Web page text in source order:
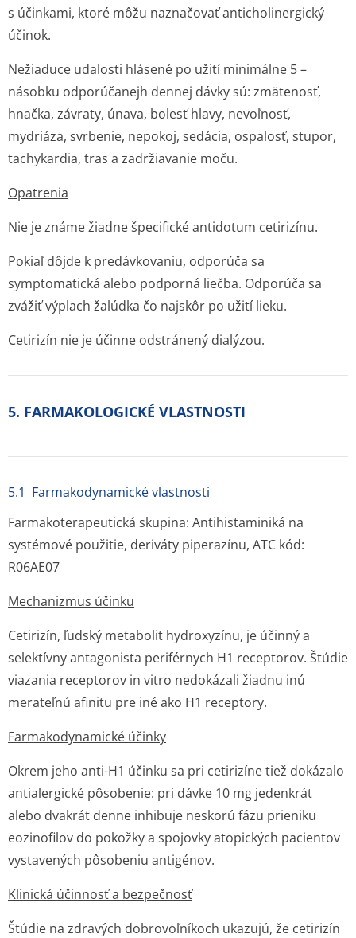
s účinkami, ktoré môžu naznačovať anticholinergický
účinok.
Nežiaduce udalosti hlásené po užití minimálne 5 –
násobku odporúčanejh dennej dávky sú: zmätenosť,
hnačka, závraty, únava, bolesť hlavy, nevoľnosť,
mydriáza, svrbenie, nepokoj, sedácia, ospalosť, stupor,
tachykardia, tras a zadržiavanie moču.
Opatrenia
Nie je známe žiadne špecifické antidotum cetirizínu.
Pokiaľ dôjde k predávkovaniu, odporúča sa
symptomatická alebo podporná liečba. Odporúča sa
zvážiť výplach žalúdka čo najskôr po užití lieku.
Cetirizín nie je účinne odstránený dialýzou.
5. FARMAKOLOGICKÉ VLASTNOSTI
5.1 Farmakodynamické vlastnosti
Farmakoterapeutická skupina: Antihistaminiká na
systémové použitie, deriváty piperazínu, ATC kód:
R06AE07
Mechanizmus účinku
Cetirizín, ľudský metabolit hydroxyzínu, je účinný a
selektívny antagonista periférnych H1 receptorov. Štúdie
viazania receptorov in vitro nedokázali žiadnu inú
merateľnú afinitu pre iné ako H1 receptory.
Farmakodynamické účinky
Okrem jeho anti-H1 účinku sa pri cetirizíne tiež dokázalo
antialergické pôsobenie: pri dávke 10 mg jedenkrát
alebo dvakrát denne inhibuje neskorú fázu prieniku
eozinofilov do pokožky a spojovky atopických pacientov
vystavených pôsobeniu antigénov.
Klinická účinnosť a bezpečnosť
Štúdie na zdravých dobrovoľníkoch ukazujú, že cetirizín